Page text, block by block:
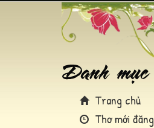
Trang chủ
Thơ mới đăng